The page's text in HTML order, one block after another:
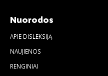
Nuorodos
APIE DISLEKSIJĄ
NAUJIENOS
RENGINIAI